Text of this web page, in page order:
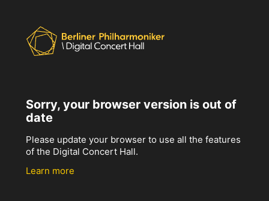
Sorry, your browser version is out of
date
Please update your browser to use all the features
of the Digital Concert Hall.
Learn more